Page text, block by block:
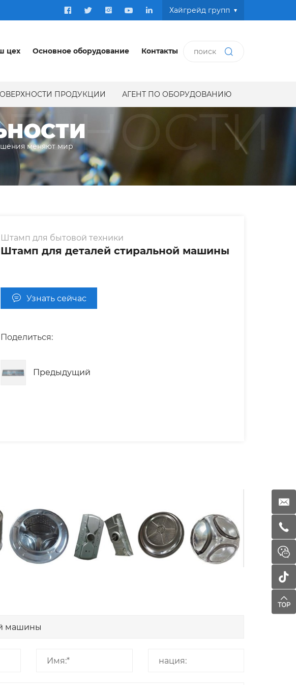
Хайгрейд групп
цех Основное оборудование Контакты
ПРОДУКЦИИ АГЕНТ ПО ОБОРУДОВАНИЮ
меняют мир
Штамп для бытовой техники
Штамп для деталей стиральной машины
Узнать сейчас
Поделиться:
Предыдущий